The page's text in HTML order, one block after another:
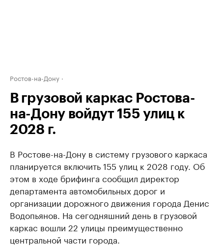
Ростов-на-Дону
В грузовой каркас Ростова-
на-Дону войдут 155 улиц к
2028 г.
В Ростове-на-Дону в систему грузового каркаса
планируется включить 155 улиц к 2028 году. Об
этом в ходе брифинга сообщил директор
департамента автомобильных дорог и
организации дорожного движения города Денис
Водопьянов. На сегодняшний день в грузовой
каркас вошли 22 улицы преимущественно
центральной части города.